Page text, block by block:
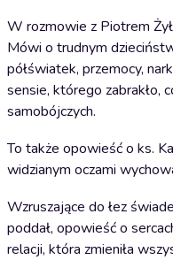
W rozmowie z Piotrem
Mówi o trudnym
półświatek, przemocy,
sensie, którego zabrakło,
samobójczych.
To także opowieść o ks.
widzianym oczami
Wzruszające do łez
poddał, opowieść o
relacji, która zmieniła